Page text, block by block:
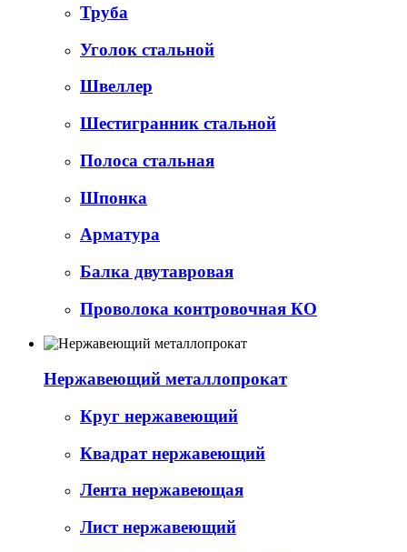
Труба
Уголок стальной
Швеллер
Шестигранник стальной
Полоса стальная
Шпонка
Арматура
Балка двутавровая
Проволока контровочная КО
Нержавеющий металлопрокат
Круг нержавеющий
Квадрат нержавеющий
Лента нержавеющая
Лист нержавеющий